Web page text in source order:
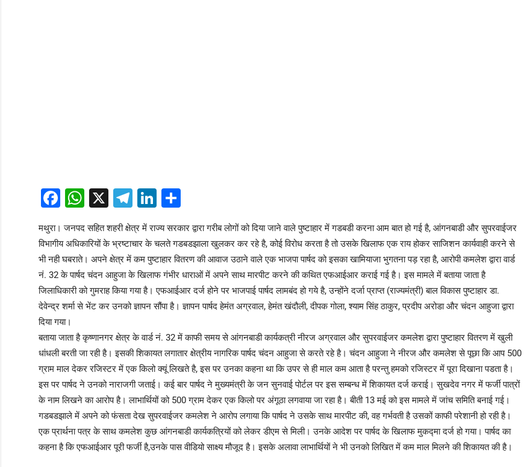
Facebook
WhatsApp
X Telegram
LinkedIn
Share
मथुरा। जनपद सहित शहरी क्षेत्र में राज्य सरकार द्वारा गरीब लोगों को दिया जाने वाले पुष्टाहार में गडबडी करना आम बात हो गई है, आंगनबाडी और सुपरवाईजर
विभागीय अधिकारियों के भ्रष्टाचार के चलते गडबडझाला खुलकर कर रहे है, कोई विरोध करता है तो उसके खिलाफ एक राय होकर साजिशन कार्यवाही करने से
भी नही घबराते। अपने क्षेत्र में कम पुष्टाहार वितरण की आवाज उठाने वाले एक भाजपा पार्षद को इसका खामियाजा भुगतना पड़ रहा है, आरोपी कमलेश द्वारा वार्ड
नं. 32 के पार्षद चंदन आहुजा के खिलाफ गंभीर धाराओं में अपने साथ मारपीट करने की कथित एफआईआर कराई गई है। इस मामले में बताया जाता है
जिलाधिकारी को गुमराह किया गया है। एफआईआर दर्ज होने पर भाजपाई पार्षद लामबंद हो गये है, उन्होंने दर्जा प्राप्त (राज्यमंत्री) बाल विकास पुष्टाहार डा.
देवेन्द्र शर्मा से भेंट कर उनको ज्ञापन सौंपा है। ज्ञापन पार्षद हेमंत अग्रवाल, हेमंत खंदौली, दीपक गोला, श्याम सिंह ठाकुर, प्रदीप अरोडा और चंदन आहुजा द्वारा
दिया गया।
बताया जाता है कृष्णानगर क्षेत्र के वार्ड नं. 32 में काफी समय से आंगनबाडी कार्यकत्री नीरज अग्रवाल और सुपरवाईजर कमलेश द्वारा पुष्टाहार वितरण में खुली
धांधली बरती जा रही है। इसकी शिकायत लगातार क्षेत्रीय नागरिक पार्षद चंदन आहुजा से करते रहे है। चंदन आहुजा ने नीरज और कमलेश से पूछा कि आप 500
ग्राम माल देकर रजिस्टर में एक किलो क्यूं लिखते है, इस पर उनका कहना था कि उपर से ही माल कम आता है परन्तु हमको रजिस्टर में पूरा दिखाना पडता है।
इस पर पार्षद ने उनको नाराजगी जताई। कई बार पार्षद ने मुख्यमंत्री के जन सुनवाई पोर्टल पर इस सम्बन्ध में शिकायत दर्ज कराई। सुखदेव नगर में फर्जी पात्रों
के नाम लिखने का आरोप है। लाभार्थियों को 500 ग्राम देकर एक किलो पर अंगूठा लगवाया जा रहा है। बीती 13 मई को इस मामले में जांच समिति बनाई गई।
गडबडझाले में अपने को फंसता देख सुपरवाईजर कमलेश ने आरोप लगाया कि पार्षद ने उसके साथ मारपीट की, वह गर्भवती है उसकों काफी परेशानी हो रही है।
एक प्रार्थना पत्र के साथ कमलेश कुछ आंगनबाडी कार्यकत्रियों को लेकर डीएम से मिली। उनके आदेश पर पार्षद के खिलाफ मुकद्मा दर्ज हो गया। पार्षद का
कहना है कि एफआईआर पूरी फर्जी है,उनके पास वीडियो साक्ष्य मौजूद है। इसके अलावा लाभार्थियों ने भी उनको लिखित में कम माल मिलने की शिकायत की है।